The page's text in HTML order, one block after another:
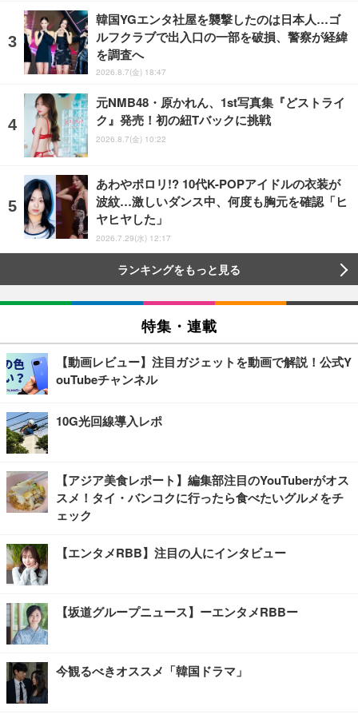
韓国YGエンタ社屋を襲撃したのは日本人…ゴ
ルフクラブで出入口の一部を破損、警察が経緯
を調査へ
2026.8.7(金) 18:47
元NMB48・原かれん、1st写真集『どストライ
ク』発売！初の紐Tバックに挑戦
2026.8.7(金) 10:22
あわやポロリ!? 10代K-POPアイドルの衣装が
波紋…激しいダンス中、何度も胸元を確認「ヒ
ヤヒヤした」
2026.7.29(水) 12:17
ランキングをもっと見る
特集・連載
【動画レビュー】注目ガジェットを動画で解説！公式Y
ouTubeチャンネル
10G光回線導入レポ
【アジア美食レポート】編集部注目のYouTuberがオス
スメ！タイ・バンコクに行ったら食べたいグルメをチ
ェック
【エンタメRBB】注目の人にインタビュー
【坂道グループニュース】ーエンタメRBBー
今観るべきオススメ「韓国ドラマ」